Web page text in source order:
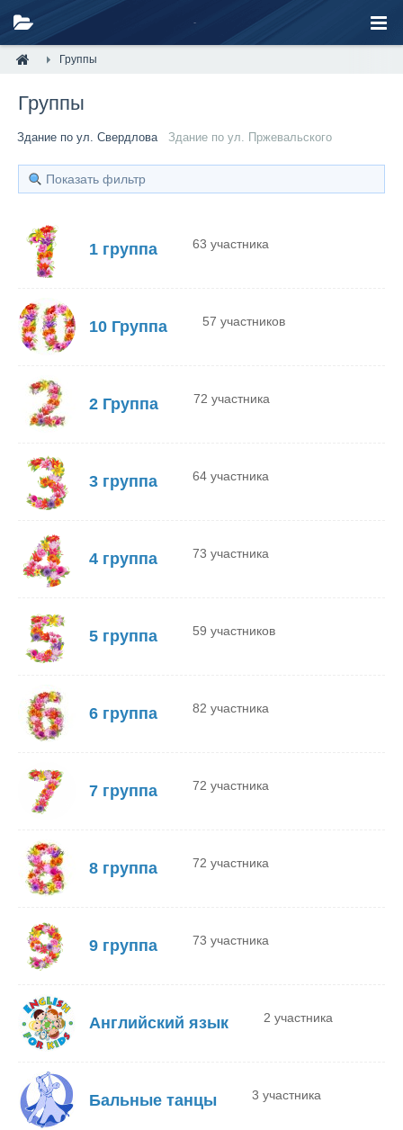
Группы
Группы
Здание по ул. Свердлова Здание по ул. Пржевальского
Показать фильтр
1 группа 63 участника
10 Группа 57 участников
2 Группа 72 участника
3 группа 64 участника
4 группа 73 участника
5 группа 59 участников
6 группа 82 участника
7 группа 72 участника
8 группа 72 участника
9 группа 73 участника
Английский язык 2 участника
Бальные танцы 3 участника